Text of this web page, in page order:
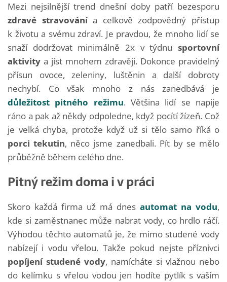
Mezi nejsilnější trend dnešní doby patří bezesporu
zdravé stravovánía celkově zodpovědný přístup
k životu a svému zdraví. Je pravdou, že mnoho lidí se
snaží dodržovat minimálně 2x v týdnu sportovní
aktivity a jíst mnohem zdravěji. Dokonce pravidelný
přísun ovoce, zeleniny, luštěnin a další dobroty
nechybí. Co však mnoho z nás zanedbává je
důležitost pitného režimu. Většina lidí se napije
ráno a pak až někdy odpoledne, když pocítí žízeň. Což
je velká chyba, protože když už si tělo samo říká o
porci tekutin, něco jsme zanedbali. Pít by se mělo
průběžně během celého dne.
Pitný režim doma i v práci
Skoro každá firma už má dnes automat na vodu,
kde si zaměstnanec může nabrat vody, co hrdlo ráčí.
Výhodou těchto automatů je, že mimo studené vody
nabízejí i vodu vřelou. Takže pokud nejste příznivci
popíjení studené vody, namícháte si vlažnou nebo
do kelímku s vřelou vodou jen hodíte pytlík s vaším